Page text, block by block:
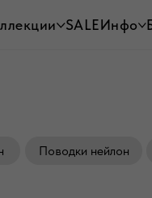
SALEИнфо
Поводки нейлон